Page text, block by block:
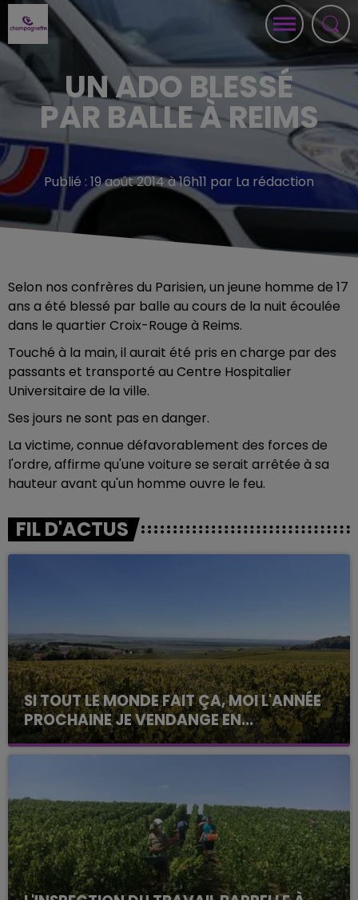
UN ADO BLESSÉ
PAR BALLE À REIMS
Publié : 19 août 2014 à 16h11 par La rédaction
Selon nos confrères du Parisien, un jeune homme de 17
ans a été blessé par balle au cours de la nuit écoulée
dans le quartier Croix-Rouge à Reims.
Touché à la main, il aurait été pris en charge par des
passants et transporté au Centre Hospitalier
Universitaire de la ville.
Ses jours ne sont pas en danger.
La victime, connue défavorablement des forces de
l'ordre, affirme qu'une voiture se serait arrêtée à sa
hauteur avant qu'un homme ouvre le feu.
FIL D'ACTUS
SI TOUT LE MONDE FAIT ÇA, MOI L'ANNÉE
PROCHAINE JE VENDANGE EN...
La vendange en Champagne a débuté ce jeudi 6
août dans la commune de Montgueux (Aube). Du